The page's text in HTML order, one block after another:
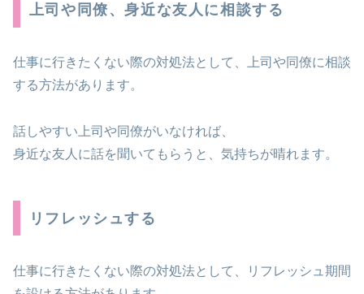
上司や同僚、身近な友人に相談する
仕事に行きたくない際の対処法として、上司や同僚に相談
する方法があります。
話しやすい上司や同僚がいなければ、
身近な友人に話を聞いてもらうと、気持ちが晴れます。
リフレッシュする
仕事に行きたくない際の対処法として、リフレッシュ期間